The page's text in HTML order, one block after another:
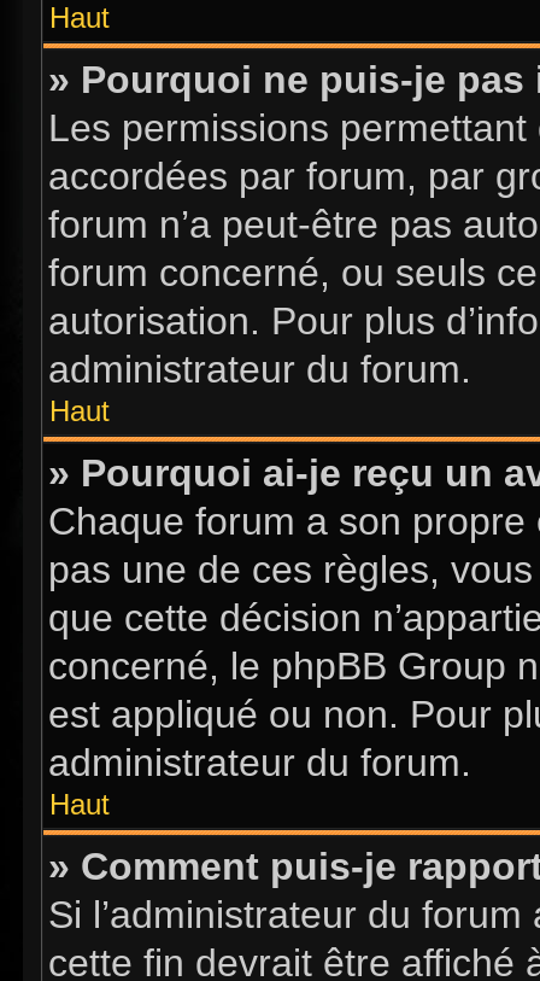
Haut
» Pourquoi ne puis-je
Les permissions
accordées par forum, par
forum n’a peut-être pas
forum concerné, ou seuls
autorisation. Pour plus
administrateur du forum.
Haut
» Pourquoi ai-je reçu un
Chaque forum a son
pas une de ces règles,
que cette décision
concerné, le phpBB Group
est appliqué ou non. Pour
administrateur du forum.
Haut
» Comment puis-je
Si l’administrateur du
cette fin devrait être affiché